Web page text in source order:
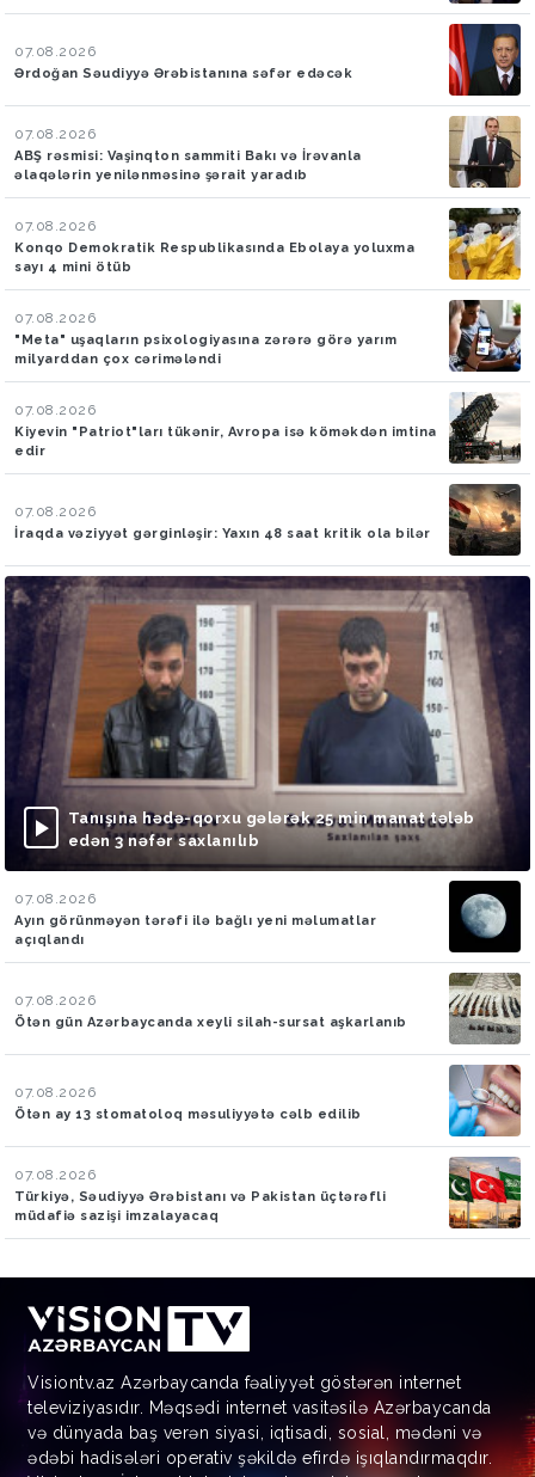
07.08.2026
Ərdoğan Səudiyyə Ərəbistanına səfər edəcək
07.08.2026
ABŞ rəsmisi: Vaşinqton sammiti Bakı və İrəvanla
əlaqələrin yenilənməsinə şərait yaradıb
07.08.2026
Konqo Demokratik Respublikasında Ebolaya yoluxma
sayı 4 mini ötüb
07.08.2026
"Meta" uşaqların psixologiyasına zərərə görə yarım
milyarddan çox cərimələndi
07.08.2026
Kiyevin "Patriot"ları tükənir, Avropa isə köməkdən imtina
edir
07.08.2026
İraqda vəziyyət gərginləşir: Yaxın 48 saat kritik ola bilər
Tanışına hədə-qorxu gələrək 25 min manat tələb
edən 3 nəfər saxlanılıb
07.08.2026
Ayın görünməyən tərəfi ilə bağlı yeni məlumatlar
açıqlandı
07.08.2026
Ötən gün Azərbaycanda xeyli silah-sursat aşkarlanıb
07.08.2026
Ötən ay 13 stomatoloq məsuliyyətə cəlb edilib
07.08.2026
Türkiyə, Səudiyyə Ərəbistanı və Pakistan üçtərəfli
müdafiə sazişi imzalayacaq
Visiontv.az Azərbaycanda fəaliyyət göstərən internet
televiziyasıdır. Məqsədi internet vasitəsilə Azərbaycanda
və dünyada baş verən siyasi, iqtisadi, sosial, mədəni və
ədəbi hadisələri operativ şəkildə efirdə işıqlandırmaqdır.